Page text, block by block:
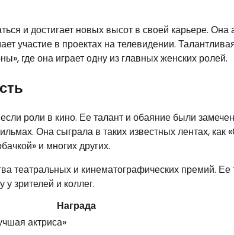
и достигает новых высот в своей карьере. Она
участие в проектах на телевидении.
где она играет одну из главных женских ролей.
роли в кино. Ее талант и обаяние были
Она сыграла в таких известных лентах, как
и многих других.
театральных и кинематографических премий. Ее
зрителей и коллег.
Награда
актриса»